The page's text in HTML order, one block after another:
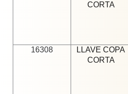
CORTA
16308
LLAVE COPA
CORTA